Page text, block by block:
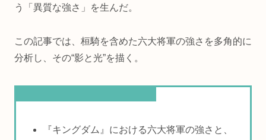
う「異質な強さ」を生んだ。
この記事では、桓騎を含めた六大将軍の強さを多角的に
分析し、その“影と光”を描く。
『キングダム』における六大将軍の強さと、